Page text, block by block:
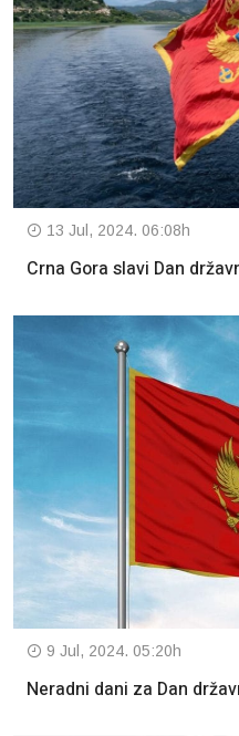
13 Jul, 2024. 06:08h
Crna Gora slavi Dan
9 Jul, 2024. 05:20h
Neradni dani za Dan